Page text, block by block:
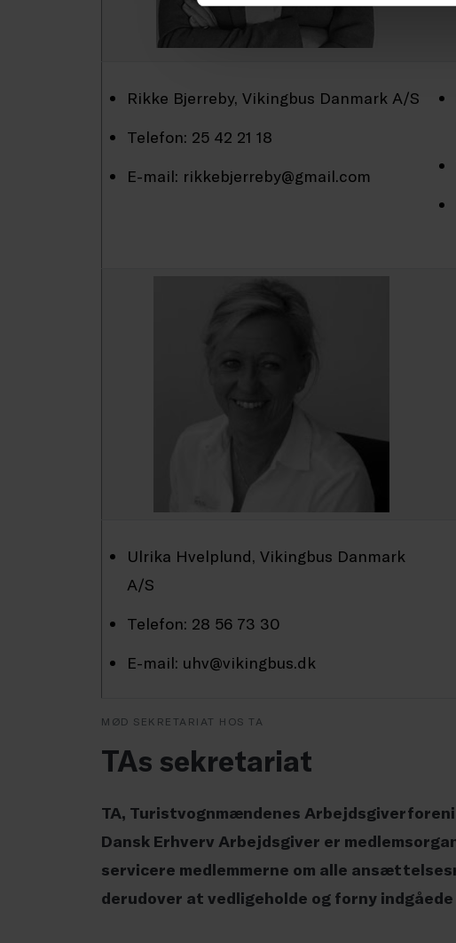
Rikke Bjerreby, Vikingbus Danmark A/S
Telefon: 25 42 21 18
E-mail: rikkebjerreby@gmail.com
Ulrika Hvelplund, Vikingbus Danmark
A/S
Telefon: 28 56 73 30
E-mail: uhv@vikingbus.dk
MØD SEKRETARIAT HOS TA
TAs sekretariat
TA, Turistvognmændenes
Dansk Erhverv Arbejdsgiver er
servicere medlemmerne om alle
derudover at vedligeholde og forny